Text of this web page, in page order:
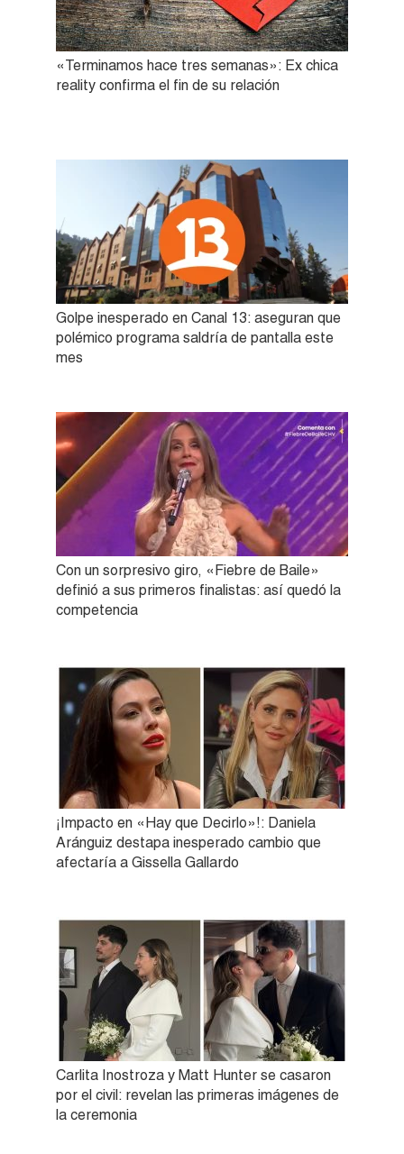
«Terminamos hace tres semanas»: Ex chica
reality confirma el fin de su relación
Golpe inesperado en Canal 13: aseguran que
polémico programa saldría de pantalla este
mes
Con un sorpresivo giro, «Fiebre de Baile»
definió a sus primeros finalistas: así quedó la
competencia
¡Impacto en «Hay que Decirlo»!: Daniela
Aránguiz destapa inesperado cambio que
afectaría a Gissella Gallardo
Carlita Inostroza y Matt Hunter se casaron
por el civil: revelan las primeras imágenes de
la ceremonia